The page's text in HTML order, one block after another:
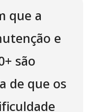
que a
e
são
de que os